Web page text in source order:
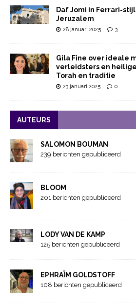
Daf Jomi in Ferrari-
Jeruzalem
28 januari 2025 3
Gila Fine over ideale
verleidsters en
Torah en traditie
23 januari 2025 0
AUTEURS
SALOMON BOUMAN
239 berichten gepubliceerd
BLOOM
201 berichten gepubliceerd
LODY VAN DE KAMP
125 berichten gepubliceerd
EPHRAÏM GOLDSTOFF
108 berichten gepubliceerd